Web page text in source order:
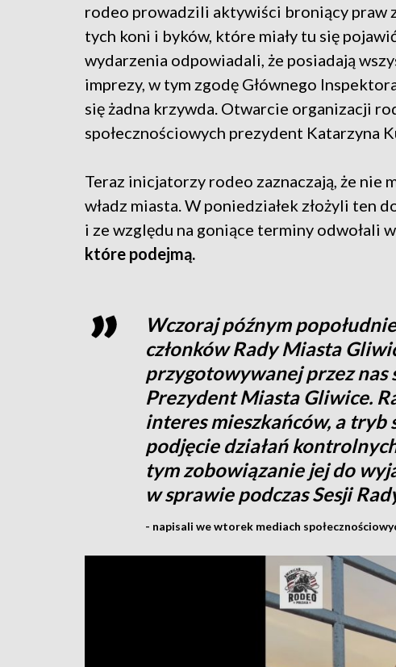
rodeo prowadzili aktywiści broniący praw
tych koni i byków, które miały tu się
wydarzenia odpowiadali, że posiadają
imprezy, w tym zgodę Głównego
się żadna krzywda. Otwarcie organizacji
społecznościowych prezydent Katarzyna
Teraz inicjatorzy rodeo zaznaczają, że nie
władz miasta. W poniedziałek złożyli ten
i ze względu na goniące terminy odwołali
które podejmą.
Wczoraj późnym
członków Rady Miasta
przygotowywanej przez nas
Prezydent Miasta Gliwice.
interes mieszkańców, a
podjęcie działań
tym zobowiązanie jej do
w sprawie podczas Sesji
- napisali we wtorek mediach